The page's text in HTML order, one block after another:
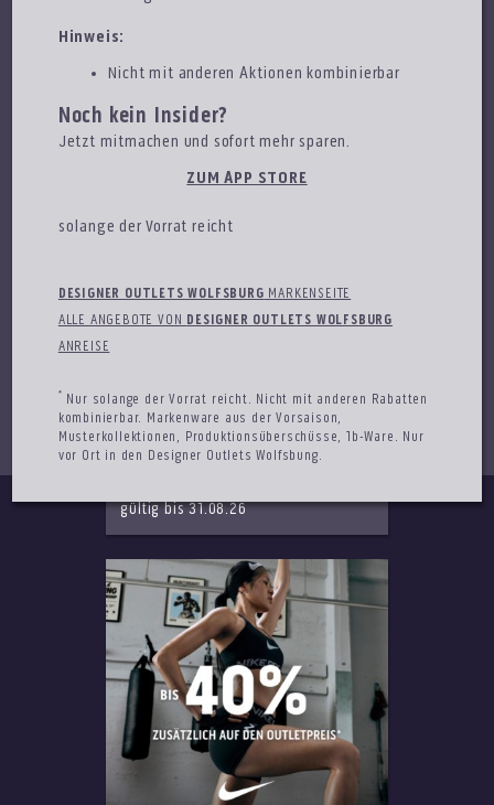
Hinweis:
Nicht mit anderen Aktionen kombinierbar
Noch kein Insider?
Jetzt mitmachen und sofort mehr sparen.
ZUM APP STORE
solange der Vorrat reicht
DESIGNER OUTLETS WOLFSBURG MARKENSEITE
ALLE ANGEBOTE VON
DESIGNER OUTLETS WOLFSBURG
ANREISE
*
Nur solange der Vorrat reicht. Nicht mit anderen Rabatten
kombinierbar. Markenware aus der Vorsaison,
Musterkollektionen, Produktionsüberschüsse, 1b-Ware. Nur
vor Ort in den Designer Outlets Wolfsbung.
PUMA
gültig bis 31.08.26